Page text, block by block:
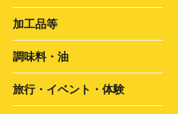
加工品等
調味料・油
旅行・イベント・体験